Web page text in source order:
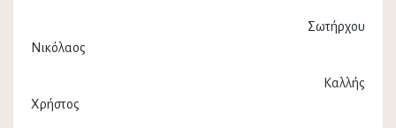
Σωτήρχου
Νικόλαος
Καλλής
Χρήστος